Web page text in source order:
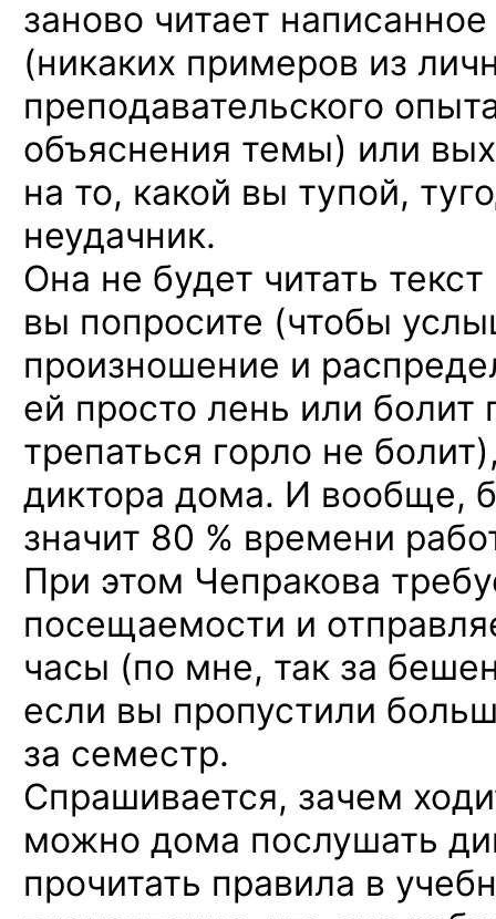
заново читает
(никаких примеров из
преподавательского
объяснения темы) или
на то, какой вы тупой,
неудачник.
Она не будет читать
вы попросите (чтобы
произношение и
ей просто лень или болит
трепаться горло не
диктора дома. И вообще,
значит 80 % времени
При этом Чепракова
посещаемости и
часы (по мне, так за
если вы пропустили
за семестр.
Спрашивается, зачем
можно дома послушать
прочитать правила в